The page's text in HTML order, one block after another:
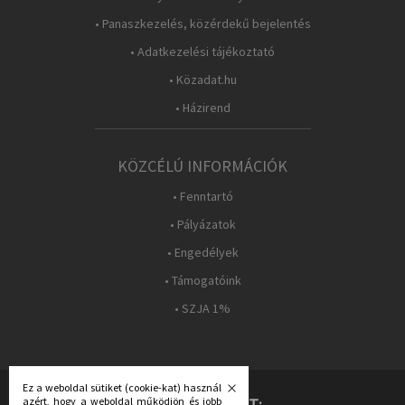
• Panaszkezelés, közérdekű bejelentés
• Adatkezelési tájékoztató
• Közadat.hu
• Házirend
KÖZCÉLÚ INFORMÁCIÓK
• Fenntartó
• Pályázatok
• Engedélyek
• Támogatóink
• SZJA 1%
Ez a weboldal sütiket (cookie-kat) használ
azért, hogy a weboldal működjön és jobb